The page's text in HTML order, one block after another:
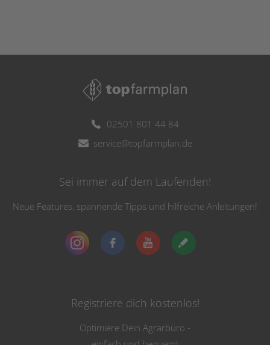
02501 801 44 84
service@topfarmplan.de
Sei immer auf dem Laufenden!
Neue Features, spannende Tipps und hilfreiche Anleitungen!
Registriere dich kostenlos!
Optimiere Dein Agrarbüro -